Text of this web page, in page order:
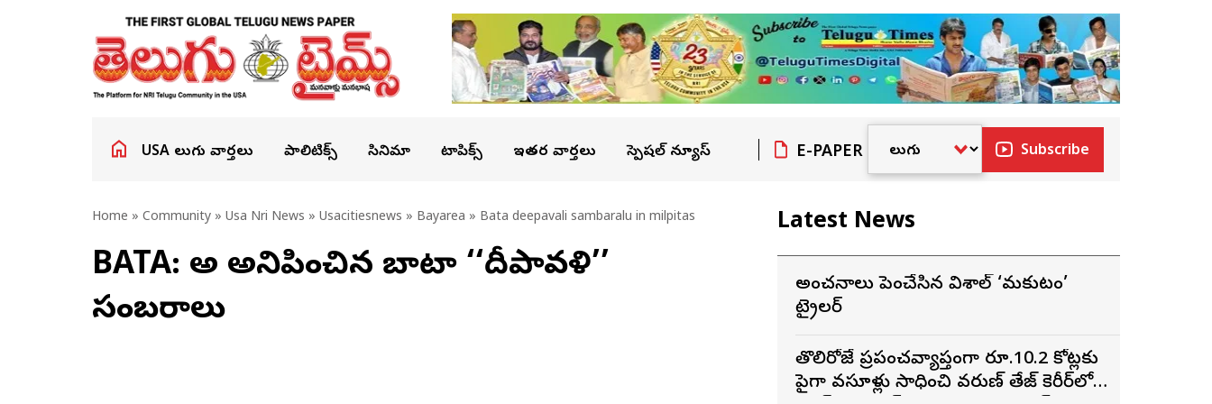
USA తెలుగు వార్తలు పాలిటిక్స్ సినిమా టాపిక్స్ ఇతర వార్తలు స్పెషల్ న్యూస్ E-PAPER Subscribe
Home » Community » Usa Nri News » Usacitiesnews » Bayarea » Bata deepavali sambaralu in milpitas
BATA: అహో అనిపించిన బాటా ‘‘దీపావళి’’
సంబరాలు
Latest News
అంచనాలు పెంచేసిన విశాల్ ‘మకుటం’
ట్రైలర్
తొలిరోజే ప్రపంచవ్యాప్తంగా రూ.10.2 కోట్లకు
పైగా వసూళ్లు సాధించి వరుణ్ తేజ్ కెరీర్‌లోనే